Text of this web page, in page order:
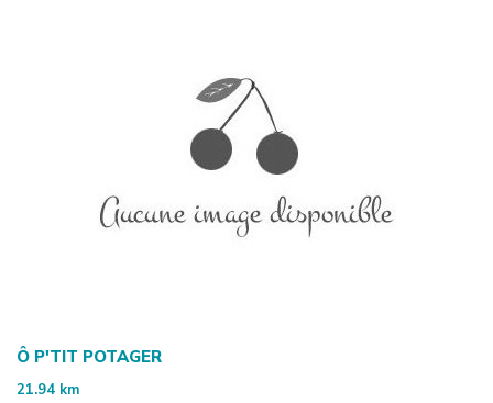
Ô P'TIT POTAGER
21.94 km